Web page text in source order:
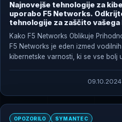
Najnovejše tehnologije za
uporabo F5 Networks.
tehnologije za zaščito vašega
Kako F5 Networks Oblikuje
F5 Networks je eden izmed
kibernetske varnosti, ki se vse bolj
09.10.2024
OPOZORILO SYMANTEC